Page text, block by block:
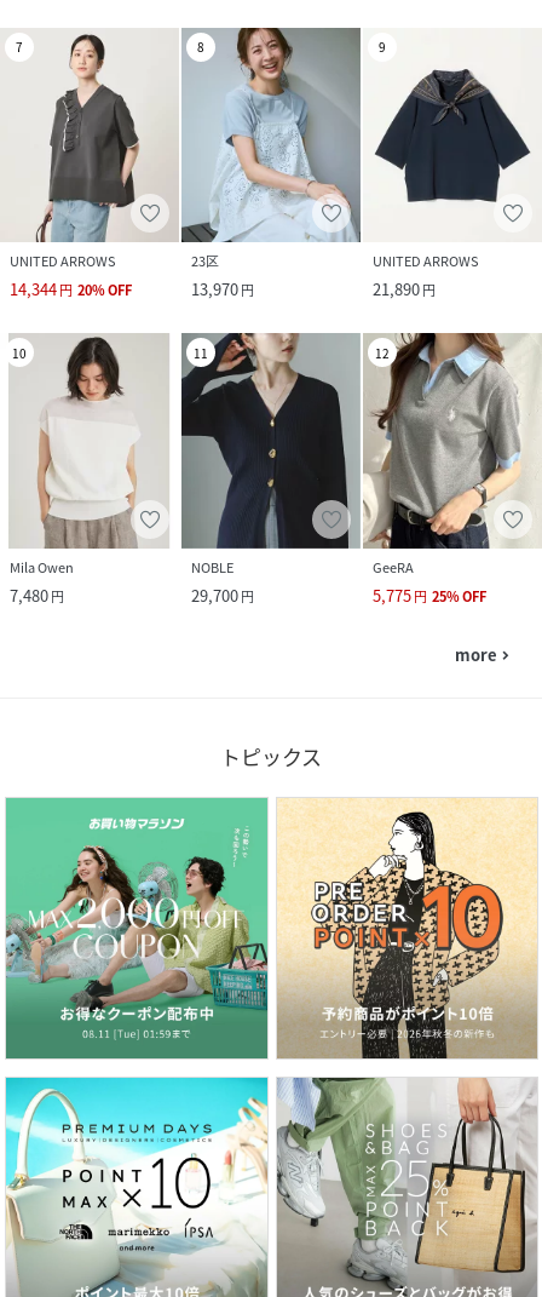
7
UNITED ARROWS
14,344円 20%OFF
8
23区
13,970円
9
UNITED ARROWS
21,890円
10
Mila Owen
7,480円
11
NOBLE
29,700円
12
GeeRA
5,775円 25%OFF
more navigate_next
トピックス